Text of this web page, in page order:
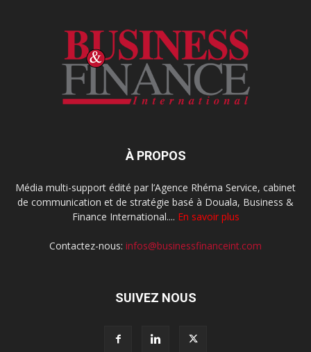
À PROPOS
Média multi-support édité par l’Agence Rhéma Service, cabinet
de communication et de stratégie basé à Douala, Business &
Finance International.... En savoir plus
Contactez-nous: infos@businessfinanceint.com
SUIVEZ NOUS